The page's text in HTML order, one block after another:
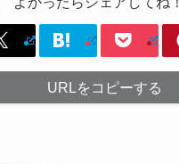
URLをコピーする